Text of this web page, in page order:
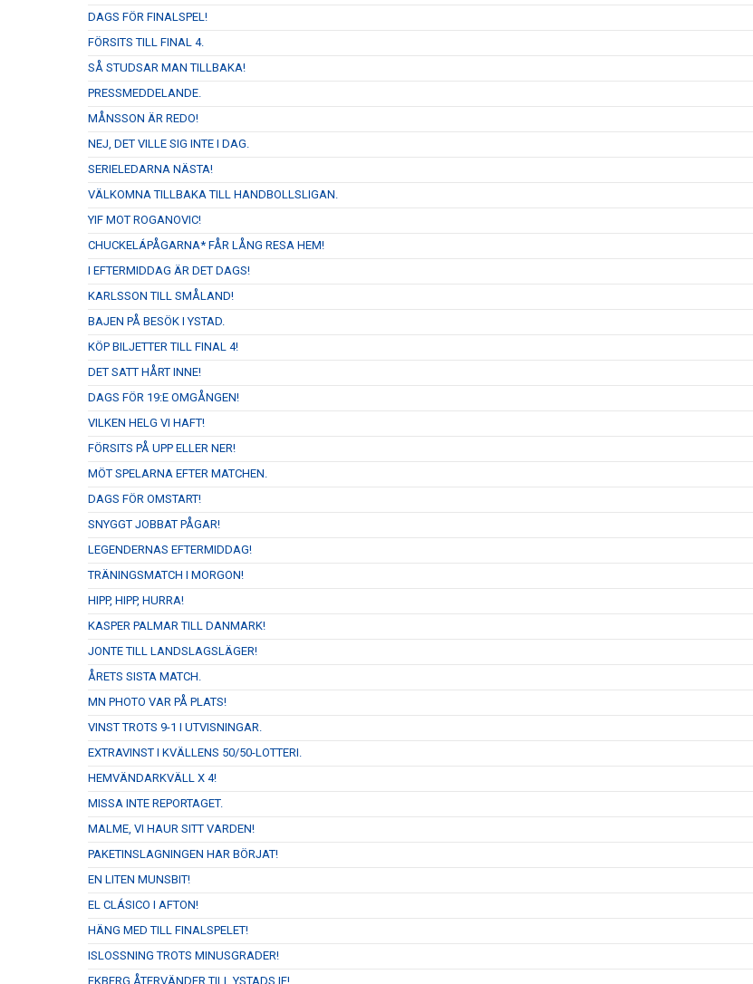
DAGS FÖR FINALSPEL!
FÖRSITS TILL FINAL 4.
SÅ STUDSAR MAN TILLBAKA!
PRESSMEDDELANDE.
MÅNSSON ÄR REDO!
NEJ, DET VILLE SIG INTE I DAG.
SERIELEDARNA NÄSTA!
VÄLKOMNA TILLBAKA TILL HANDBOLLSLIGAN.
YIF MOT ROGANOVIC!
CHUCKELÁPÅGARNA* FÅR LÅNG RESA HEM!
I EFTERMIDDAG ÄR DET DAGS!
KARLSSON TILL SMÅLAND!
BAJEN PÅ BESÖK I YSTAD.
KÖP BILJETTER TILL FINAL 4!
DET SATT HÅRT INNE!
DAGS FÖR 19:E OMGÅNGEN!
VILKEN HELG VI HAFT!
FÖRSITS PÅ UPP ELLER NER!
MÖT SPELARNA EFTER MATCHEN.
DAGS FÖR OMSTART!
SNYGGT JOBBAT PÅGAR!
LEGENDERNAS EFTERMIDDAG!
TRÄNINGSMATCH I MORGON!
HIPP, HIPP, HURRA!
KASPER PALMAR TILL DANMARK!
JONTE TILL LANDSLAGSLÄGER!
ÅRETS SISTA MATCH.
MN PHOTO VAR PÅ PLATS!
VINST TROTS 9-1 I UTVISNINGAR.
EXTRAVINST I KVÄLLENS 50/50-LOTTERI.
HEMVÄNDARKVÄLL X 4!
MISSA INTE REPORTAGET.
MALME, VI HAUR SITT VARDEN!
PAKETINSLAGNINGEN HAR BÖRJAT!
EN LITEN MUNSBIT!
EL CLÁSICO I AFTON!
HÄNG MED TILL FINALSPELET!
ISLOSSNING TROTS MINUSGRADER!
EKBERG ÅTERVÄNDER TILL YSTADS IF!